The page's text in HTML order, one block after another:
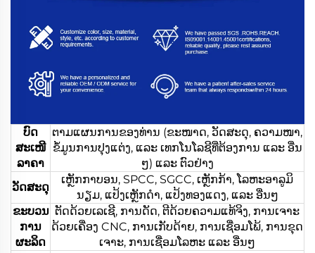
ບົດ
ສະເໜີ
ລາຄາ
ຕາມແຜນການຂອງທ່ານ (ຂະໜາດ, ວັດສະດຸ, ຄວາມໜາ,
ຂໍ້ມູນການປຸງແຕ່ງ, ແລະ ເທກໂນໂລຊີທີ່ຕ້ອງການ ແລະ ອື່ນ
ໆ) ແລະ ຕົວຢ່າງ
ວັດສະດຸ
ເຫຼັກກາບອນ, SPCC, SGCC, ເຫຼັກກ້າ, ໂລຫະອາລູມິ
ນຽມ, ແປ້ງເຫຼັກດຳ, ແປ້ງທອງແດງ, ແລະ ອື່ນໆ
ຂະບວນ
ການ
ຜະລິດ
ຕັດດ້ວຍເລເຊີ, ການດັດ, ຕີດ້ວຍຄວາມແທ້ຈິງ, ການເຈາະ
ດ້ວຍເຄື່ອງ CNC, ການເກັບດ້າຍ, ການເຊື່ອມໂພ້, ການຂຸດ
ເຈາະ, ການເຊື່ອມໂລຫະ ແລະ ອື່ນໆ